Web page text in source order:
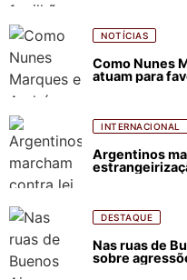
NOTÍCIAS
Como Nunes
atuam para
INTERNACIONAL
Argentinos
DESTAQUE
Nas ruas de
sobre